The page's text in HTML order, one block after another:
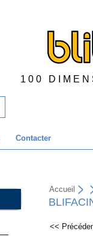
100
Contacter
Accueil
<<